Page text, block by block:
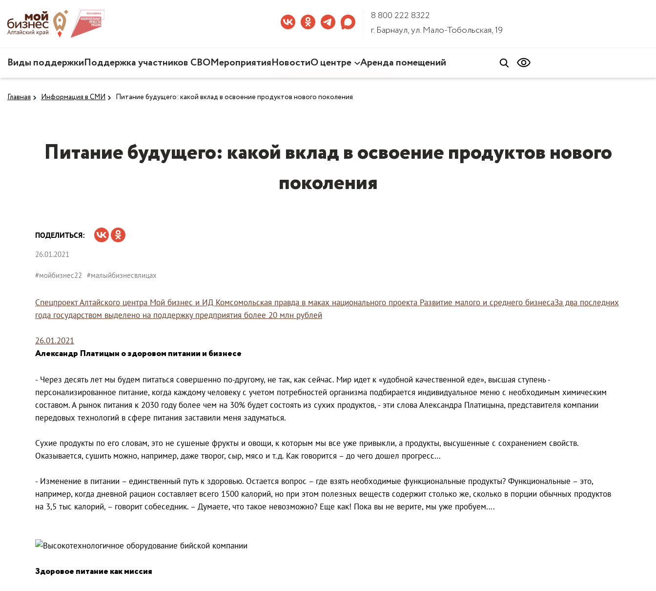
8 800 222 8322
г. Барнаул, ул. Мало-Тобольская, 19
Виды поддержкиПоддержка участников СВОМероприятияНовостиО центре
Команда Центра
3D-тур по Центру
Аренда помещений
Главная Информация в СМИ Питание будущего: какой вклад в освоение продуктов нового поколения
Питание будущего: какой вклад в освоение продуктов нового
поколения
ПОДЕЛИТЬСЯ:
26.01.2021
#мойбизнес22 #малыйбизнесвлицах
Спецпроект Алтайского центра Мой бизнес и ИД Комсомольская правда в маках национального проекта Развитие малого и среднего бизнесаЗа два последних
года государством выделено на поддержку предприятия более 20 млн рублей
26.01.2021
Александр Платицын о здоровом питании и бизнесе
- Через десять лет мы будем питаться совершенно по-другому, не так, как сейчас. Мир идет к «удобной качественной еде», высшая ступень -
персонализированное питание, когда каждому человеку с учетом потребностей организма подбирается индивидуальное меню с необходимым химическим
составом. А рынок питания к 2030 году более чем на 30% будет состоять из сухих продуктов, - эти слова Александра Платицына, представителя компании
передовых технологий в сфере питания заставили меня задуматься.
Сухие продукты по его словам, это не сушеные фрукты и овощи, к которым мы все уже привыкли, а продукты, высушенные с сохранением свойств.
Оказывается, сушить можно, например, даже творог, сыр, мясо и т.д. Как говорится – до чего дошел прогресс…
- Изменение в питании – единственный путь к здоровью. Остается вопрос – где взять необходимые функциональные продукты? Функциональные – это,
например, когда дневной рацион составляет всего 1500 калорий, но при этом полезных веществ содержит столько же, сколько в порции обычных продуктов
на 3,5 тыс калорий, – говорит собеседник. – Думаете, что такое невозможно? Еще как! Пока вы не верите, мы уже пробуем….
Здоровое питание как миссия